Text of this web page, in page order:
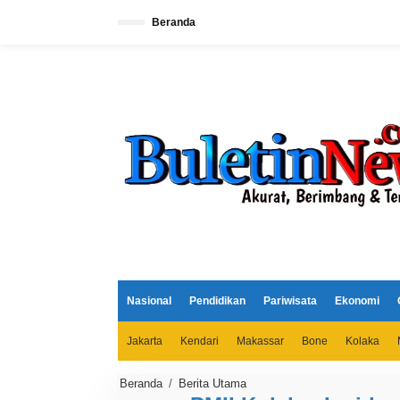
Beranda
Nasional Pendidikan Pariwisata Ekonomi
Jakarta Kendari Makassar Bone Kolaka
Beranda / Berita Utama
M